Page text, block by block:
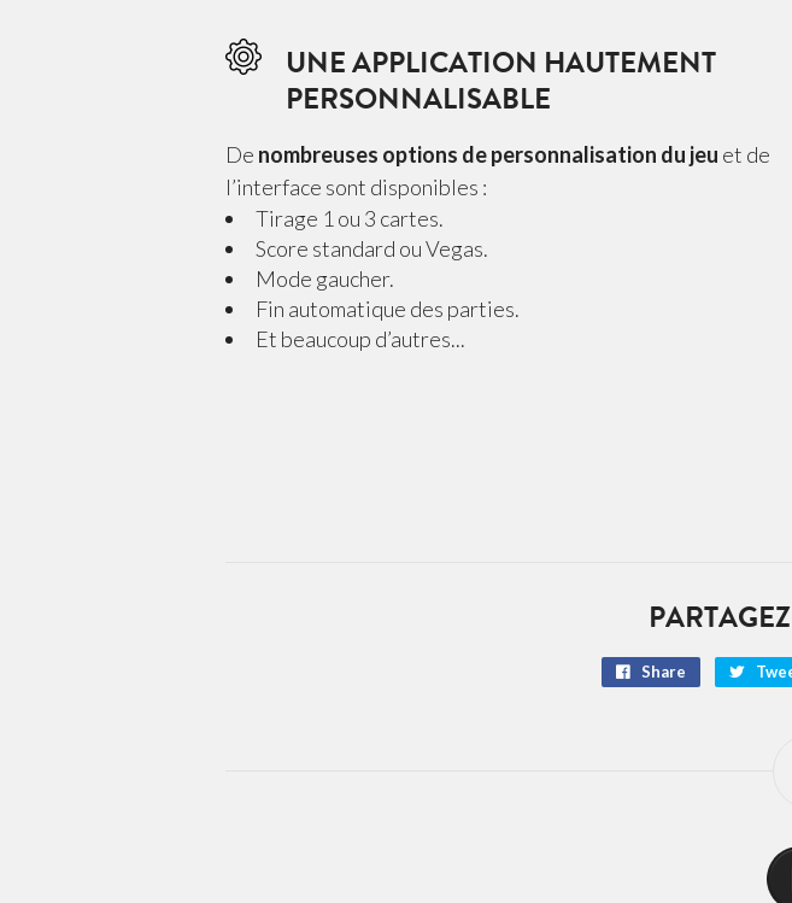
UNE APPLICATION HAUTEMENT
PERSONNALISABLE
De nombreuses options de personnalisation du jeu et de
l’interface sont disponibles :
Tirage 1 ou 3 cartes.
Score standard ou Vegas.
Mode gaucher.
Fin automatique des parties.
Et beaucoup d’autres...
PARTAGEZ